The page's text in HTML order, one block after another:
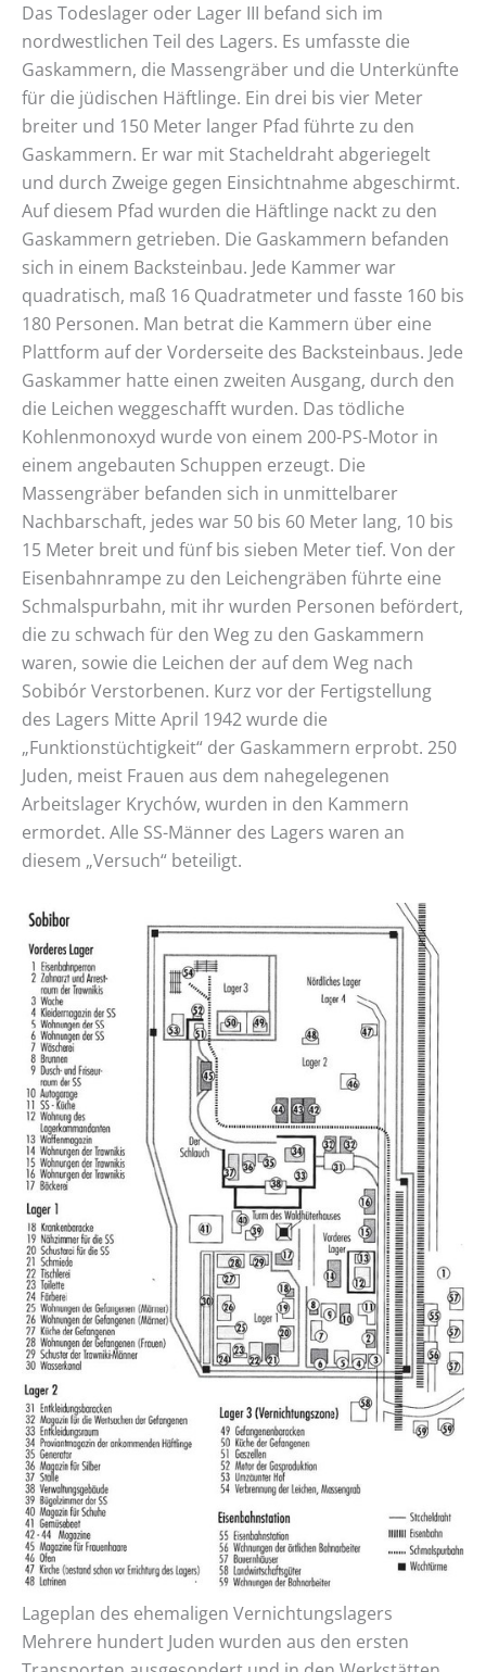
Das Todeslager oder Lager III befand sich im
nordwestlichen Teil des Lagers. Es umfasste die
Gaskammern, die Massengräber und die Unterkünfte
für die jüdischen Häftlinge. Ein drei bis vier Meter
breiter und 150 Meter langer Pfad führte zu den
Gaskammern. Er war mit Stacheldraht abgeriegelt
und durch Zweige gegen Einsichtnahme abgeschirmt.
Auf diesem Pfad wurden die Häftlinge nackt zu den
Gaskammern getrieben. Die Gaskammern befanden
sich in einem Backsteinbau. Jede Kammer war
quadratisch, maß 16 Quadratmeter und fasste 160 bis
180 Personen. Man betrat die Kammern über eine
Plattform auf der Vorderseite des Backsteinbaus. Jede
Gaskammer hatte einen zweiten Ausgang, durch den
die Leichen weggeschafft wurden. Das tödliche
Kohlenmonoxyd wurde von einem 200-PS-Motor in
einem angebauten Schuppen erzeugt. Die
Massengräber befanden sich in unmittelbarer
Nachbarschaft, jedes war 50 bis 60 Meter lang, 10 bis
15 Meter breit und fünf bis sieben Meter tief. Von der
Eisenbahnrampe zu den Leichengräben führte eine
Schmalspurbahn, mit ihr wurden Personen befördert,
die zu schwach für den Weg zu den Gaskammern
waren, sowie die Leichen der auf dem Weg nach
Sobibór Verstorbenen. Kurz vor der Fertigstellung
des Lagers Mitte April 1942 wurde die
„Funktionstüchtigkeit“ der Gaskammern erprobt. 250
Juden, meist Frauen aus dem nahegelegenen
Arbeitslager Krychów, wurden in den Kammern
ermordet. Alle SS-Männer des Lagers waren an
diesem „Versuch“ beteiligt.
Lageplan des ehemaligen Vernichtungslagers
Mehrere hundert Juden wurden aus den ersten